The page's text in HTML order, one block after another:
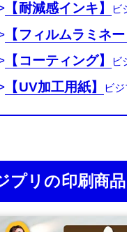
【耐減感インキ】
【フィルムラミネー
【コーティング】
【UV加工用紙】
プリの印刷商品